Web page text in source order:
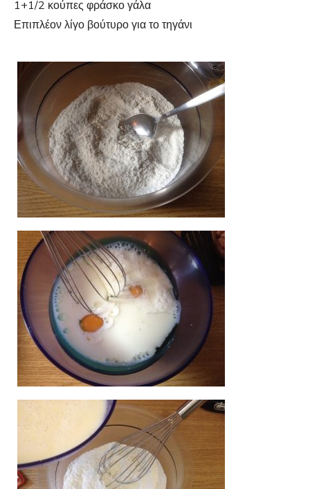
1+1/2 κούπες φράσκο γάλα
Επιπλέον λίγο βούτυρο για το τηγάνι